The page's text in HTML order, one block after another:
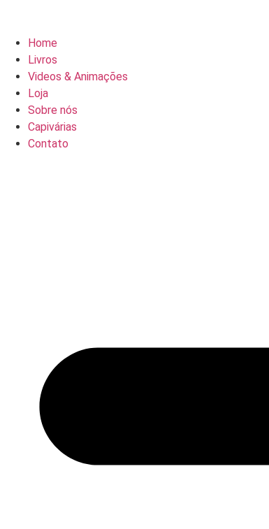
Home
Livros
Videos & Animações
Loja
Sobre nós
Capivárias
Contato